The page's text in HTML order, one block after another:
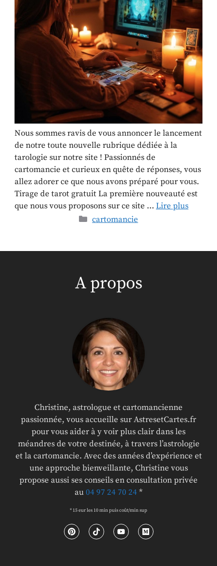
Nous sommes ravis de vous annoncer le lancement
de notre toute nouvelle rubrique dédiée à la
tarologie sur notre site ! Passionnés de
cartomancie et curieux en quête de réponses, vous
allez adorer ce que nous avons préparé pour vous.
Tirage de tarot gratuit La première nouveauté est
que nous vous proposons sur ce site … Lire plus
cartomancie
A propos
Christine, astrologue et cartomancienne
passionnée, vous accueille sur AstresetCartes.fr
pour vous aider à y voir plus clair dans les
méandres de votre destinée, à travers l’astrologie
et la cartomancie. Avec des années d’expérience et
une approche bienveillante, Christine vous
propose aussi ses conseils en consultation privée
au04 97 24 70 24*
* 15 eur les 10 min puis coût/min sup